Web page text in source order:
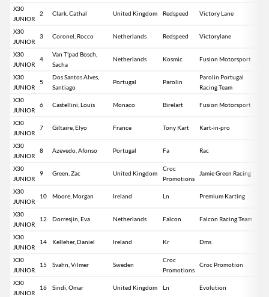
X30
JUNIOR
2 Clark, Cathal United Kingdom Redspeed Victory Lane
X30
JUNIOR
3 Coronel, Rocco Netherlands Redspeed Victorylane
X30
JUNIOR
4
Van T'pad Bosch,
Sacha
Netherlands Kosmic Fusion Motorsport
X30
JUNIOR
5
Dos Santos Alves,
Santiago
Portugal Parolin
Parolin Portugal
Racing Team
X30
JUNIOR
6 Castellini, Louis Monaco Birelart Fusion Motorsport
X30
JUNIOR
7 Giltaire, Elyo France Tony Kart Kart-in-pro
X30
JUNIOR
8 Azevedo, Afonso Portugal Fa Rac
X30
JUNIOR
9 Green, Zac United Kingdom
Croc
Promotions
Jamie Green Racing
X30
JUNIOR
10 Moore, Morgan Ireland Ln Premium Karting
X30
JUNIOR
12 Dorresjin, Eva Netherlands Falcon Falcon Racing Team
X30
JUNIOR
14 Kelleher, Daniel Ireland Kr Dms
X30
JUNIOR
15 Svahn, Vilmer Sweden
Croc
Promotions
Croc Promotion
X30
JUNIOR
16 Sindi, Omar United Kingdom Ln Evolution